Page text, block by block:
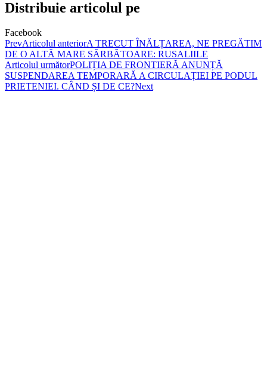
Distribuie articolul pe
Facebook
PrevArticolul anteriorA TRECUT ÎNĂLȚAREA, NE PREGĂTIM
DE O ALTĂ MARE SĂRBĂTOARE: RUSALIILE
Articolul următorPOLIȚIA DE FRONTIERĂ ANUNȚĂ
SUSPENDAREA TEMPORARĂ A CIRCULAȚIEI PE PODUL
PRIETENIEI. CÂND ȘI DE CE?Next